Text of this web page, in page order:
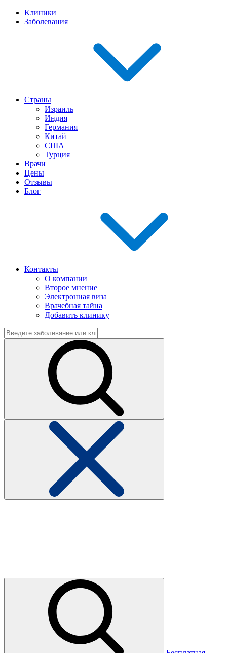
Клиники
Заболевания
Страны
Израиль
Индия
Германия
Китай
США
Турция
Врачи
Цены
Отзывы
Блог
Контакты
О компании
Второе мнение
Электронная виза
Врачебная тайна
Добавить клинику